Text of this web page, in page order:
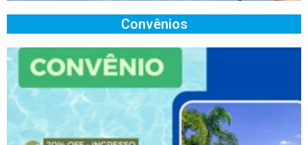
Convênios